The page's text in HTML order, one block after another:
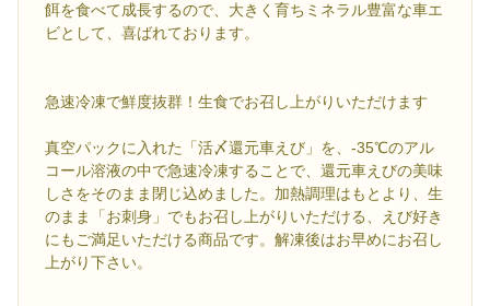
餌を食べて成長するので、大きく育ちミネラル豊富な車エ
ビとして、喜ばれております。
急速冷凍で鮮度抜群！生食でお召し上がりいただけます
真空パックに入れた「活〆還元車えび」を、-35℃のアル
コール溶液の中で急速冷凍することで、還元車えびの美味
しさをそのまま閉じ込めました。加熱調理はもとより、生
のまま「お刺身」でもお召し上がりいただける、えび好き
にもご満足いただける商品です。解凍後はお早めにお召し
上がり下さい。